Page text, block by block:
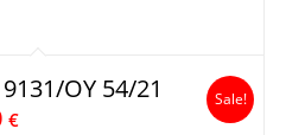
OY 54/21
€
Sale!